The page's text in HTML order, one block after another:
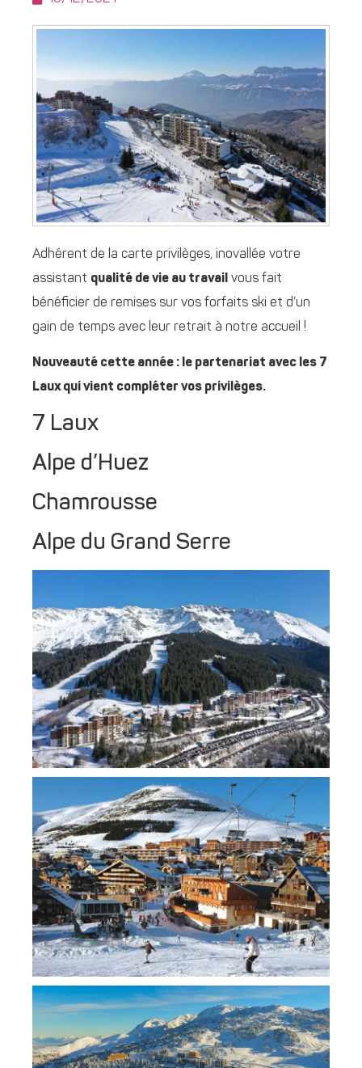
Adhérent de la carte privilèges, inovallée votre
assistant qualité de vie au travail vous fait
bénéficier de remises sur vos forfaits ski et d’un
gain de temps avec leur retrait à notre accueil !
Nouveauté cette année : le partenariat avec les 7
Laux qui vient compléter vos privilèges.
7 Laux
Alpe d’Huez
Chamrousse
Alpe du Grand Serre